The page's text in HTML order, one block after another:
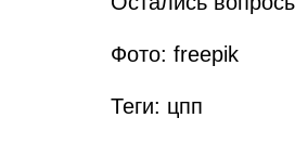
Фото: freepik
Теги: цпп